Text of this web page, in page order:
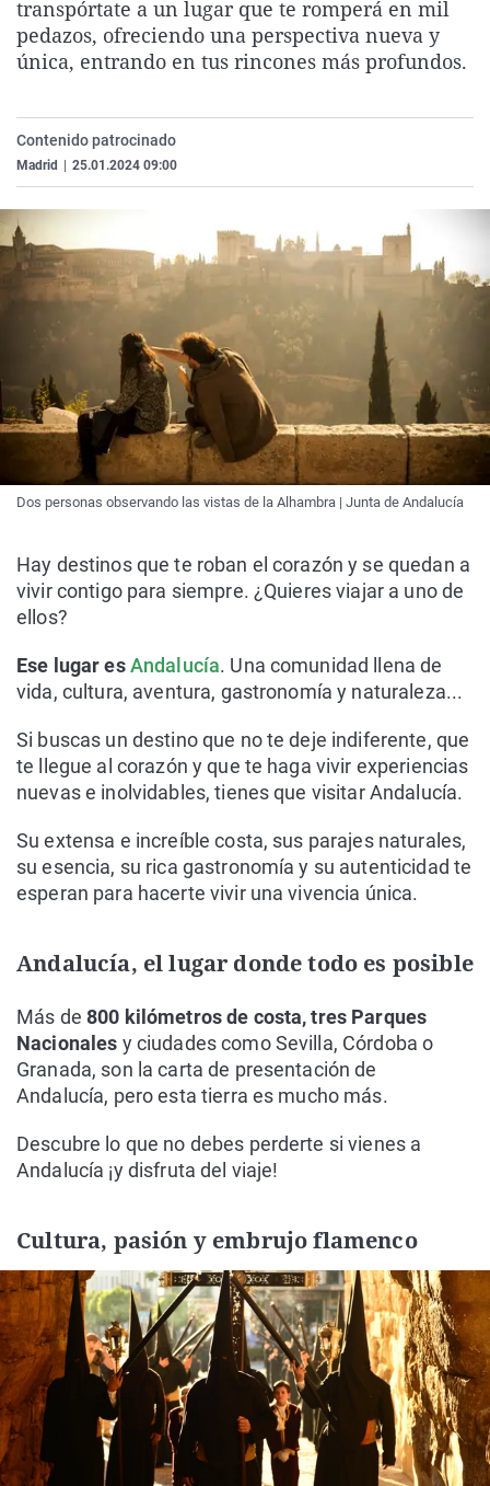
La rosa de los vientos
Gente viajera
Caso
Retornados
Extremadura
Galicia
Virales
Televisión
transpórtate a un lugar que te romperá en mil
pedazos, ofreciendo una perspectiva nueva y
única, entrando en tus rincones más profundos.
Contenido patrocinado
Madrid 25.01.2024 09:00
Dos personas observando las vistas de la Alhambra | Junta de Andalucía
Hay destinos que te roban el corazón y se quedan a
vivir contigo para siempre. ¿Quieres viajar a uno de
ellos?
Ese lugar es Andalucía. Una comunidad llena de
vida, cultura, aventura, gastronomía y naturaleza...
Si buscas un destino que no te deje indiferente, que
te llegue al corazón y que te haga vivir experiencias
nuevas e inolvidables, tienes que visitar Andalucía.
Su extensa e increíble costa, sus parajes naturales,
su esencia, su rica gastronomía y su autenticidad te
esperan para hacerte vivir una vivencia única.
Andalucía, el lugar donde todo es posible
Más de 800 kilómetros de costa, tres Parques
Nacionales y ciudades como Sevilla, Córdoba o
Granada, son la carta de presentación de
Andalucía, pero esta tierra es mucho más.
Descubre lo que no debes perderte si vienes a
Andalucía ¡y disfruta del viaje!
Cultura, pasión y embrujo flamenco